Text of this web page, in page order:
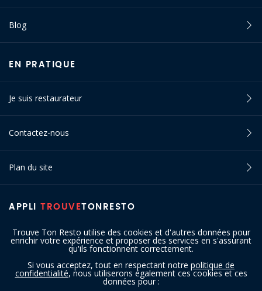
Trouve Ton Resto utilise des cookies et d'autres données pour
enrichir votre expérience et proposer des services en s'assurant
qu'ils fonctionnent correctement.
Si vous acceptez, tout en respectant notre politique de
confidentialité, nous utiliserons également ces cookies et ces
données pour :
APPLI TROUVETONRESTO
Blog
EN PRATIQUE
Je suis restaurateur
Contactez-nous
Plan du site
SUIVEZ-NOUS